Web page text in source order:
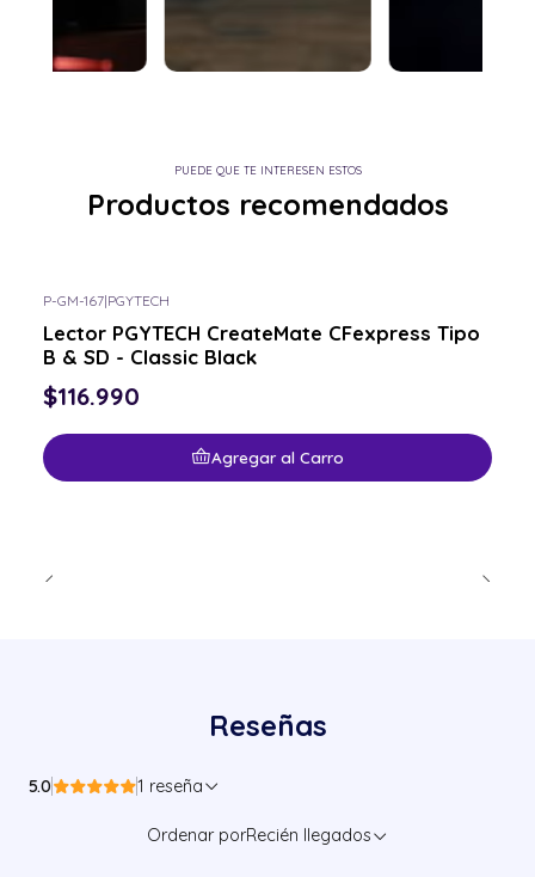
PUEDE QUE TE INTERESEN ESTOS
Productos recomendados
P-GM-167|PGYTECH
Lector PGYTECH CreateMate CFexpress Tipo
B & SD - Classic Black
$116.990
Agregar al Carro
Reseñas
5.0 1 reseña
Ordenar porRecién llegados